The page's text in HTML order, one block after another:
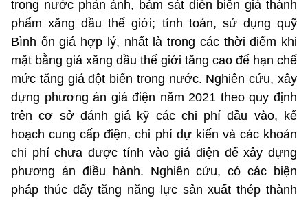
trong nước phản ánh, bám sát diễn biến giá thành
phẩm xăng dầu thế giới; tính toán, sử dụng quỹ
Bình ổn giá hợp lý, nhất là trong các thời điểm khi
mặt bằng giá xăng dầu thế giới tăng cao để hạn chế
mức tăng giá đột biến trong nước. Nghiên cứu, xây
dựng phương án giá điện năm 2021 theo quy định
trên cơ sở đánh giá kỹ các chi phí đầu vào, kế
hoạch cung cấp điện, chi phí dự kiến và các khoản
chi phí chưa được tính vào giá điện để xây dựng
phương án điều hành. Nghiên cứu, có các biện
pháp thúc đẩy tăng năng lực sản xuất thép thành